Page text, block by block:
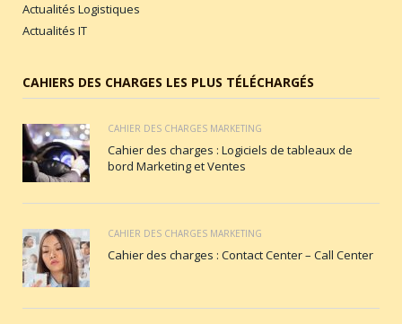
Actualités Logistiques
Actualités IT
CAHIERS DES CHARGES LES PLUS TÉLÉCHARGÉS
CAHIER DES CHARGES MARKETING
Cahier des charges : Logiciels de tableaux de
bord Marketing et Ventes
CAHIER DES CHARGES MARKETING
Cahier des charges : Contact Center – Call Center